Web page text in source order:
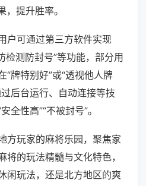
提升胜率。
户可通过第三方软件实现
检测防封号”等功能，部分用
“牌特别好”或“透视他人牌
后台运行、自动连接等技
全性高”“不被封号”。
方玩家的麻将乐园，聚焦家
将的玩法精髓与文化特色，
闲玩法，还是北方地区的爽